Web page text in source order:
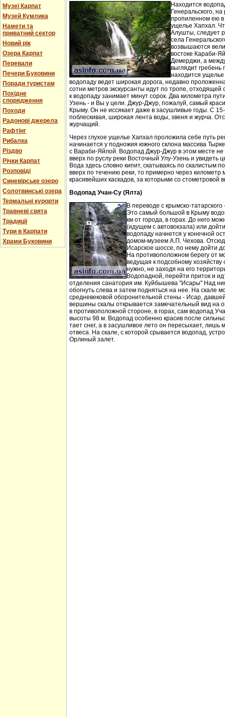
Музеї Карпат
Музей Кумлика
Намети та
приватний сектор
Новий рік
Озера Карпат
Перевали
Печери Буковини
Поради туристам
Похідне
спорядження
Походи
Радонові джерела
Рафтінг
Рибалка
Різдво
Річки Карпат
Розповіді
Синевірське озеро
Солотвинські озера
Термальні курорти
Травневі свята
Традиції
Тури в Карпати
Храми Буковини
Находится
Генеральского,
пропиленном ею в
ущелье Хапхал.
Алушты, следует
села
возвышаются
востоке Караби-
Демерджи, а
выглядит гребень
находится
водопаду ведет широкая дорога, недавно
сотни метров экскурсанты идут по тропе, отходящей
к водопаду занимает минут сорок. Два километра
Узень - и Вы у цели. Джур-Джур, пожалуй, самый
Крыму. Он не иссякает даже в засушливые годы. С
поблескивая, широкая лента воды, звеня и журча.
журчащий.
Через глухое ущелье Хапхал проложила себе путь
начинается у подножия южного склона массива
с Вараби-Яйлой. Водопад Джур-Джур в этом месте
вверх по руслу реки Восточный Улу-Узень и увидеть
Вода здесь словно кипит, скатываясь по скалистым
вверх по течению реки, то примерно через километр
красивейших каскадов, за которыми со стометровой
Водопад Учан-Су (Ялта)
В переводе с крымско-
Это самый большой в Крыму
км от города, в горах. До него
(идущем с автовокзала) или
водопаду начнется у конечной
домом-музеем А.П. Чехова.
Исарское шоссе, по нему дойти
На противоположном берегу от
ведущая к подсобному
нужно, не заходя на его
Водопадной, перейти приток и
отделения санатория им. Куйбышева "Исары" Над
обогнуть слева и затем подняться на нее. На скале
средневековой оборонительной стены - Исар,
вершины скалы открывается замечательный вид на
в противоположной стороне, в горах, сам водопад
высоты 98 м. Водопад особенно красив после
тает снег, а в засушливое лето он пересыхает, лишь
отвеса. На скале, с которой срывается водопад,
Орлиный залет.